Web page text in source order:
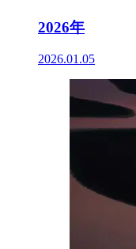
2026年
2026.01.05